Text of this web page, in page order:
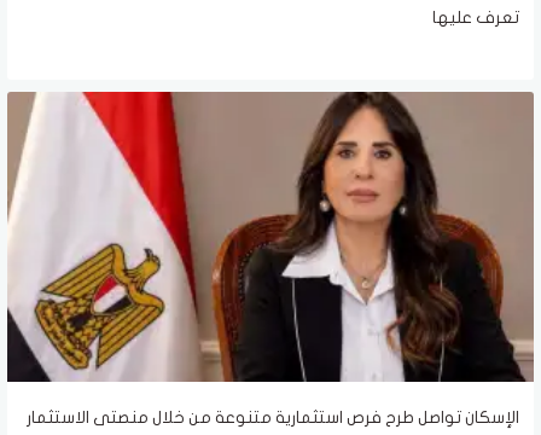
تعرف عليها
الإسكان تواصل طرح فرص استثمارية متنوعة من خلال منصتى الاستثمار